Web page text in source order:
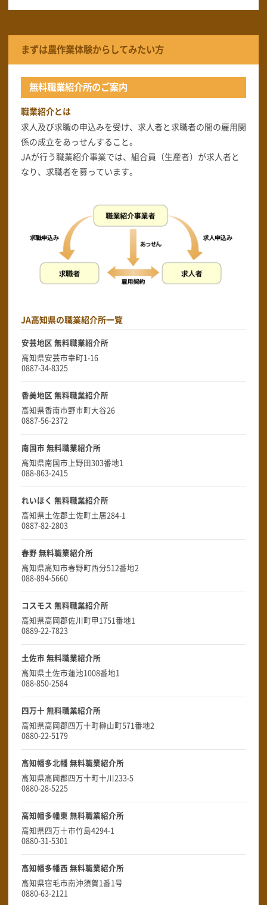
まずは農作業体験からしてみたい方
無料職業紹介所のご案内
職業紹介とは
求人及び求職の申込みを受け、求人者と求職者の間の雇用関
係の成立をあっせんすること。
JAが行う職業紹介事業では、組合員（生産者）が求人者と
なり、求職者を募っています。
JA高知県の職業紹介所一覧
安芸地区 無料職業紹介所
高知県安芸市幸町1-16
0887-34-8325
香美地区 無料職業紹介所
高知県香南市野市町大谷26
0887-56-2372
南国市 無料職業紹介所
高知県南国市上野田303番地1
088-863-2415
れいほく 無料職業紹介所
高知県土佐郡土佐町土居284-1
0887-82-2803
春野 無料職業紹介所
高知県高知市春野町西分512番地2
088-894-5660
コスモス 無料職業紹介所
高知県高岡郡佐川町甲1751番地1
0889-22-7823
土佐市 無料職業紹介所
高知県土佐市蓮池1008番地1
088-850-2584
四万十 無料職業紹介所
高知県高岡郡四万十町榊山町571番地2
0880-22-5179
高知幡多北幡 無料職業紹介所
高知県高岡郡四万十町十川233-5
0880-28-5225
高知幡多幡東 無料職業紹介所
高知県四万十市竹島4294-1
0880-31-5301
高知幡多幡西 無料職業紹介所
高知県宿毛市南沖須賀1番1号
0880-63-2121